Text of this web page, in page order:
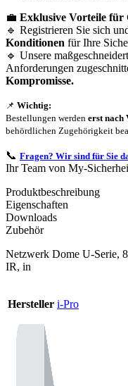
💼 Exklusive Vorteile für
🔹 Registrieren Sie sich
Konditionen für Ihre
🔹 Unsere
Anforderungen
Kompromisse.
📌 Wichtig:
Bestellungen werden erst nach
behördlichen Zugehörigkeit
📞 Fragen? Wir sind für Sie
Ihr Team von My-
Produktbeschreibung
Eigenschaften
Downloads
Zubehör
Netzwerk Dome U-Serie,
IR, in
Hersteller i-Pro